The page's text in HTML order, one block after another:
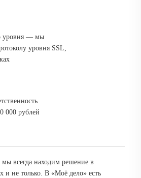
уровня — мы
уровня SSL,
000 рублей
всегда находим решение в
и не только. В «Моё дело» есть